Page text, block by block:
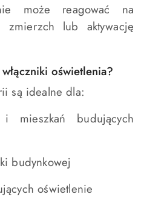
może reagować na
zmierzch lub aktywację
oświetlenia?
są idealne dla:
mieszkań budujących
budynkowej
oświetlenie